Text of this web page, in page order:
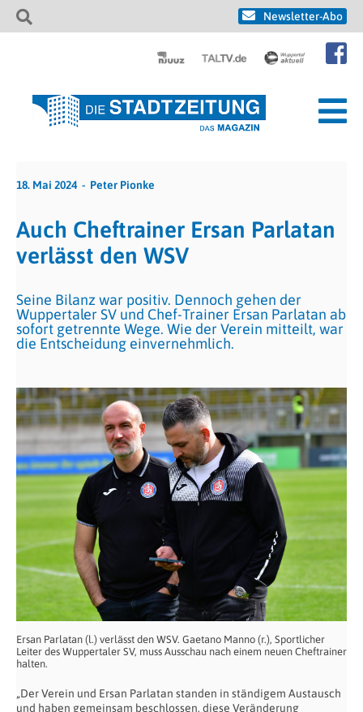
Newsletter-Abo
18. Mai 2024 Peter Pionke
Auch Cheftrainer Ersan Parlatan
verlässt den WSV
Seine Bilanz war positiv. Dennoch gehen der
Wuppertaler SV und Chef-Trainer Ersan Parlatan ab
sofort getrennte Wege. Wie der Verein mitteilt, war
die Entscheidung einvernehmlich.
Ersan Parlatan (l.) verlässt den WSV. Gaetano Manno (r.), Sportlicher
Leiter des Wuppertaler SV, muss Ausschau nach einem neuen Cheftrainer
halten.
„Der Verein und Ersan Parlatan standen in ständigem Austausch
und haben gemeinsam beschlossen, diese Veränderung